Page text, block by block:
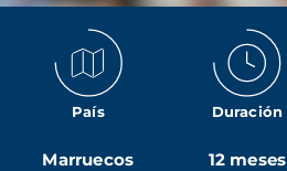
País
Marruecos
Duración
12 meses